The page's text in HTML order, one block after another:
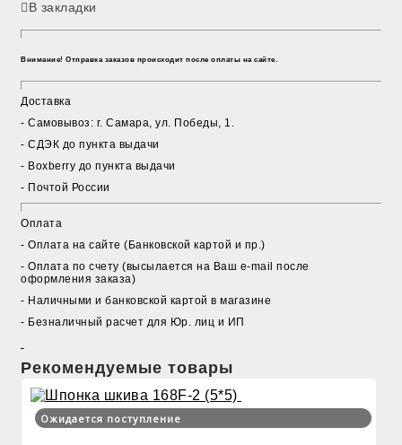
В закладки
Внимание! Отправка заказов происходит после оплаты на сайте.
Доставка
- Cамовывоз: г. Самара, ул. Победы, 1.
- СДЭК до пункта выдачи
- Boxberry до пункта выдачи
- Почтой России
Оплата
- Оплата на сайте (Банковской картой и пр.)
- Оплата по счету (высылается на Ваш e-mail после
оформления заказа)
- Наличными и банковской картой в магазине
- Безналичный расчет для Юр. лиц и ИП
Рекомендуемые товары
Ожидается поступление